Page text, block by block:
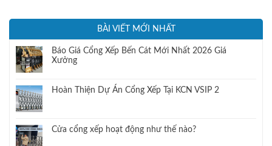
BÀI VIẾT MỚI NHẤT
Báo Giá Cổng Xếp Bến Cát Mới Nhất 2026 Giá
Xưởng
Hoàn Thiện Dự Án Cổng Xếp Tại KCN VSIP 2
Cửa cổng xếp hoạt động như thế nào?